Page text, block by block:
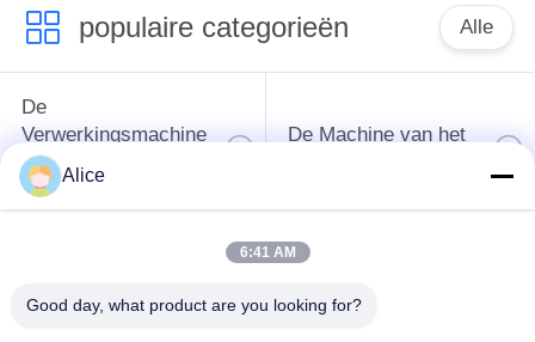
populaire categorieën Alle
De
Verwerkingsmachine
van het
maniokzetmeel
De Machine van het
De
van de maniokbloem
Alice
6:41 AM
Good day, what product are you looking for?